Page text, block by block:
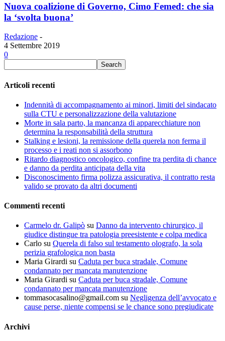
Nuova coalizione di Governo, Cimo Femed: che sia
la ‘svolta buona’
Redazione -
4 Settembre 2019
0
Articoli recenti
Indennità di accompagnamento ai minori, limiti del sindacato
sulla CTU e personalizzazione della valutazione
Morte in sala parto, la mancanza di apparecchiature non
determina la responsabilità della struttura
Stalking e lesioni, la remissione della querela non ferma il
processo e i reati non si assorbono
Ritardo diagnostico oncologico, confine tra perdita di chance
e danno da perdita anticipata della vita
Disconoscimento firma polizza assicurativa, il contratto resta
valido se provato da altri documenti
Commenti recenti
Carmelo dr. Galipò su Danno da intervento chirurgico, il
giudice distingue tra patologia preesistente e colpa medica
Carlo su Querela di falso sul testamento olografo, la sola
perizia grafologica non basta
Maria Girardi su Caduta per buca stradale, Comune
condannato per mancata manutenzione
Maria Girardi su Caduta per buca stradale, Comune
condannato per mancata manutenzione
tommasocasalino@gmail.com su Negligenza dell’avvocato e
cause perse, niente compensi se le chance sono pregiudicate
Archivi